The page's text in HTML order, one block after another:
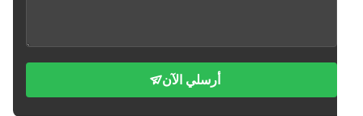
أرسلي الآن